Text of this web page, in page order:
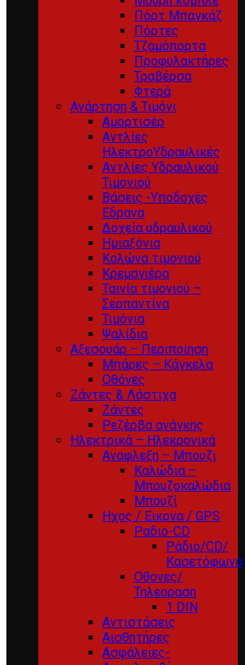
Πόρτ Μπαγκάζ
Πόρτες
Τζαμόπορτα
Προφυλακτήρες
Τραβέρσα
Φτερά
Ανάρτηση & Τιμόνι
Αμορτισέρ
Αντλίες
ΗλεκτροΥδραυλικές
Αντλίες Υδραυλικού
Τιμονιού
Βάσεις -Υποδοχές
Εδρανα
Δοχεία υδραυλικού
Ημιαξόνια
Κολώνα τιμονιού
Κρεμαγιέρα
Ταινία τιμονιού –
Σερπαντίνα
Τιμόνια
Ψαλίδια
Αξεσουάρ – Περιποίηση
Μπάρες – Κάγκελα
Οθόνες
Ζάντες & Λάστιχα
Ζάντες
Ρεζέρβα ανάγκης
Ηλεκτρικά – Ηλεκρονικά
Αναφλεξη – Μπουζι
Καλώδια –
Μπουζοκαλώδια
Μπουζί
Ηχος / Εικονα / GPS
Ραδιο-CD
Ράδιο/CD/
Κασετόφωνα
Οθονες/
Τηλεοραση
1 DIN
Αντιστάσεις
Αισθητήρες
Ασφάλειες-